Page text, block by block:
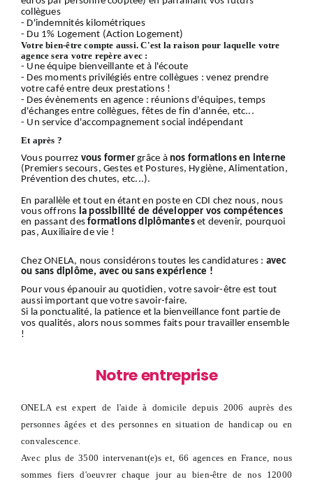
collègues
- D'indemnités kilométriques
- Du 1% Logement (Action Logement)
Votre bien-être compte aussi. C'est la raison pour laquelle votre
agence sera votre repère avec :
- Une équipe bienveillante et à l'écoute
- Des moments privilégiés entre collègues : venez prendre
votre café entre deux prestations !
- Des évènements en agence : réunions d'équipes, temps
d'échanges entre collègues, fêtes de fin d'année, etc...
- Un service d'accompagnement social indépendant
Et après ?
Vous pourrez vous former grâce à nos formations en interne
(Premiers secours, Gestes et Postures, Hygiène, Alimentation,
Prévention des chutes, etc...).
En parallèle et tout en étant en poste en CDI chez nous, nous
vous offrons la possibilité de développer vos compétences
en passant desformations diplômanteset devenir, pourquoi
pas, Auxiliaire de vie !
Chez ONELA, nous considérons toutes les candidatures : avec
ou sans diplôme, avec ou sans expérience !
Pour vous épanouir au quotidien, votre savoir-être est tout
aussi important que votre savoir-faire.
Si la ponctualité, la patience et la bienveillance font partie de
vos qualités, alors nous sommes faits pour travailler ensemble
!
Notre entreprise
ONELA est expert de l'aide à domicile depuis 2006 auprès des
personnes âgées et des personnes en situation de handicap ou en
convalescence.
Avec plus de 3500 intervenant(e)s et, 66 agences en France, nous
sommes fiers d'oeuvrer chaque jour au bien-être de nos 12000